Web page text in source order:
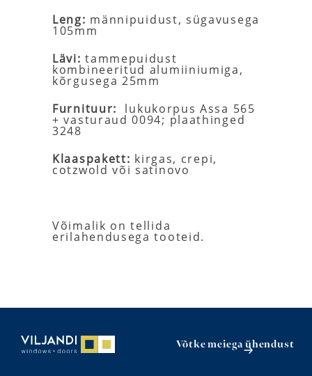
Leng: männipuidust, sügavusega
105mm
Lävi: tammepuidust
kombineeritud alumiiniumiga,
kõrgusega 25mm
Furnituur: lukukorpus Assa 565
+ vasturaud 0094; plaathinged
3248
Klaaspakett: kirgas, crepi,
cotzwold või satinovo
Võimalik on tellida
erilahendusega tooteid.
Võtke meiega ühendust